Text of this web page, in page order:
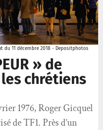
du 11 décembre 2018 - Depositphotos
» de
chrétiens
1976, Roger Gicquel
de TF1. Près d’un